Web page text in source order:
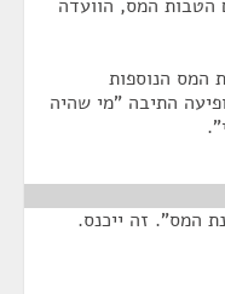
הטבות המס, הוועדה
המס הנוספות
ואילך מופיעה התיבה "מי שהיה
המס". זה ייכנס.